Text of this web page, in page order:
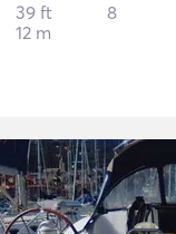
39 ft
12 m
8